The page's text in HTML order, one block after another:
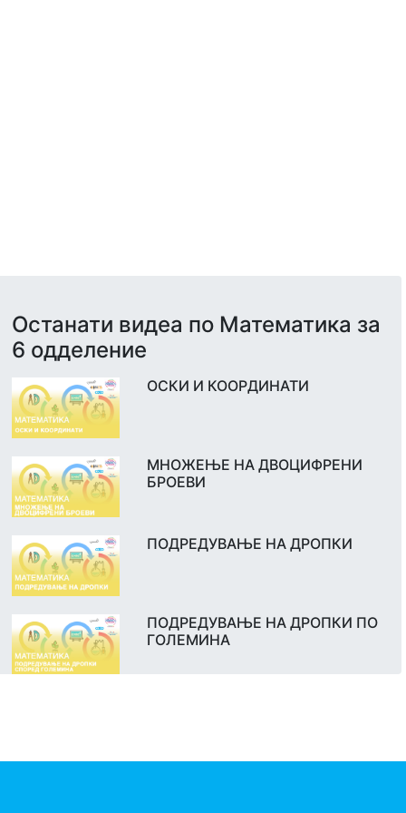
Останати видеа по Математика за
6 одделение
ОСКИ И КООРДИНАТИ
МНОЖЕЊЕ НА ДВОЦИФРЕНИ
БРОЕВИ
ПОДРЕДУВАЊЕ НА ДРОПКИ
ПОДРЕДУВАЊЕ НА ДРОПКИ ПО
ГОЛЕМИНА